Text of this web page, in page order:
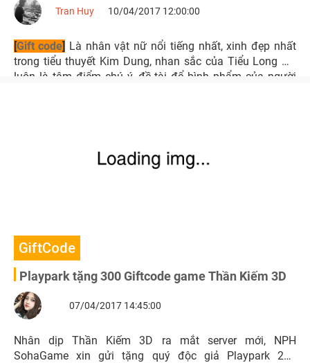
Tran Huy 10/04/2017 12:00:00
[Gift code] Là nhân vật nữ nổi tiếng nhất, xinh đẹp nhất
trong tiểu thuyết Kim Dung, nhan sắc của Tiểu Long Nữ
luôn là tâm điểm chú ý, đề tài để bình phẩm của người
GiftCode
Playpark tặng 300 Giftcode game Thần Kiếm 3D
07/04/2017 14:45:00
Nhân dịp Thần Kiếm 3D ra mắt server mới, NPH
SohaGame xin gửi tặng quý độc giả Playpark 200